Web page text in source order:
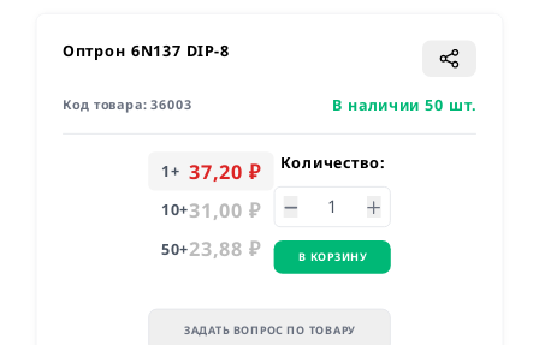
Оптрон 6N137 DIP-8
Код товара:36003 В наличии 50 шт.
1+ 37,20 ₽
10+31,00 ₽
50+23,88 ₽
Количество:
В КОРЗИНУ
ЗАДАТЬ ВОПРОС ПО ТОВАРУ